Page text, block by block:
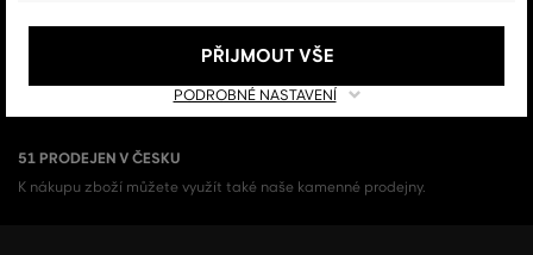
Doprava nad 1 999 Kč je vždy zdarma, za vrácení zboží u nás nikdy
51 PRODEJEN V ČESKU
K nákupu zboží můžete využít také naše kamenné prodejny.
PODROBNÉ NASTAVENÍ
PŘIJMOUT VŠE